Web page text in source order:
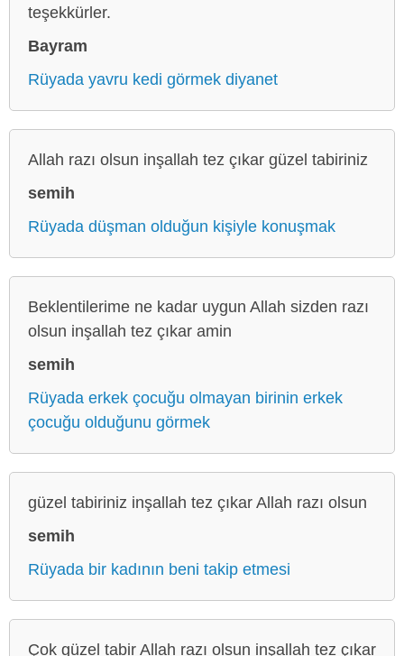
teşekkürler.
Bayram
Rüyada yavru kedi görmek diyanet
Allah razı olsun inşallah tez çıkar güzel tabiriniz
semih
Rüyada düşman olduğun kişiyle konuşmak
Beklentilerime ne kadar uygun Allah sizden razı
olsun inşallah tez çıkar amin
semih
Rüyada erkek çocuğu olmayan birinin erkek
çocuğu olduğunu görmek
güzel tabiriniz inşallah tez çıkar Allah razı olsun
semih
Rüyada bir kadının beni takip etmesi
Çok güzel tabir Allah razı olsun inşallah tez çıkar